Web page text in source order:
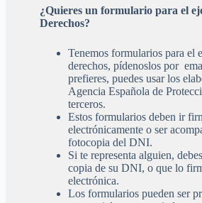
¿Quieres un formulario para el
Derechos?
Tenemos formularios para el
derechos, pídenoslos por
prefieres, puedes usar los
Agencia Española de
terceros.
Estos formularios deben ir
electrónicamente o ser
fotocopia del DNI.
Si te representa alguien,
copia de su DNI, o que lo
electrónica.
Los formularios pueden ser